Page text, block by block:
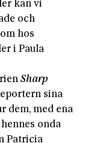
kan vi
och
hos
i Paula
Sharp
sina
dem, med ena
onda
Patricia